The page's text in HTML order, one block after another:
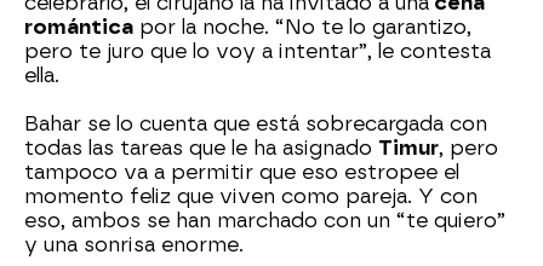
romántica por la noche. “No te lo garantizo,
pero te juro que lo voy a intentar”, le contesta
ella.
Bahar se lo cuenta que está sobrecargada con
todas las tareas que le ha asignado Timur, pero
tampoco va a permitir que eso estropee el
momento feliz que viven como pareja. Y con
eso, ambos se han marchado con un “te quiero”
y una sonrisa enorme.